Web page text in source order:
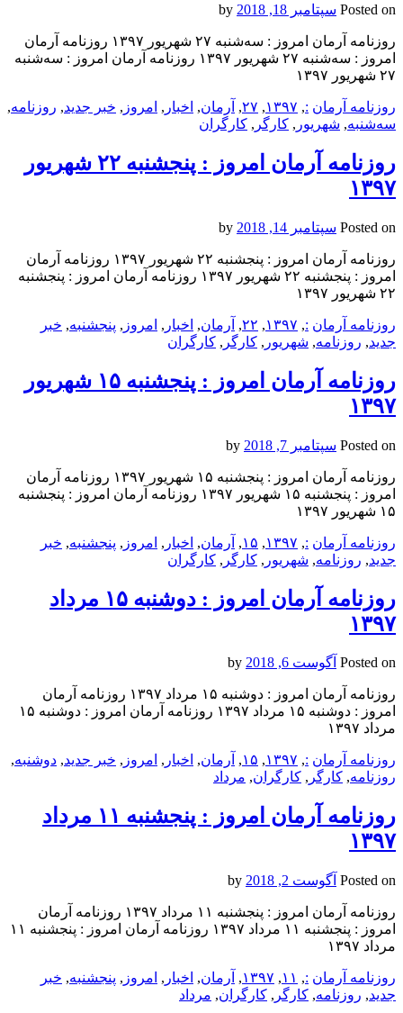
Posted on سپتامبر 18, 2018
روزنامه آرمان امروز : سه‌شنبه ۲۷ شهريور ۱۳۹۷ روزنامه آرمان
امروز : سه‌شنبه ۲۷ شهريور ۱۳۹۷ روزنامه آرمان امروز : سه‌شنبه
۲۷ شهريور ۱۳۹۷
روزنامه آرمان :
, ۱۳۹۷, ۲۷, آرمان, اخبار , امروز , خبر جدید, روزنامه,
سه‌شنبه, شهريور , کارگر , کارگران
روزنامه آرمان امروز : پنجشنبه ۲۲ شهريور
۱۳۹۷
Posted on سپتامبر 14, 2018
روزنامه آرمان امروز : پنجشنبه ۲۲ شهريور ۱۳۹۷ روزنامه آرمان
امروز : پنجشنبه ۲۲ شهريور ۱۳۹۷ روزنامه آرمان امروز : پنجشنبه
۲۲ شهريور ۱۳۹۷
روزنامه آرمان :
, ۱۳۹۷, ۲۲, آرمان, اخبار , امروز , پنجشنبه, خبر
جدید, روزنامه, شهريور , کارگر , کارگران
روزنامه آرمان امروز : پنجشنبه ۱۵ شهريور
۱۳۹۷
Posted on سپتامبر 7, 2018
روزنامه آرمان امروز : پنجشنبه ۱۵ شهريور ۱۳۹۷ روزنامه آرمان
امروز : پنجشنبه ۱۵ شهريور ۱۳۹۷ روزنامه آرمان امروز : پنجشنبه
۱۵ شهريور ۱۳۹۷
روزنامه آرمان :
, ۱۳۹۷, ۱۵, آرمان, اخبار , امروز , پنجشنبه, خبر
جدید, روزنامه, شهريور , کارگر , کارگران
روزنامه آرمان امروز : دوشنبه ۱۵ مرداد
۱۳۹۷
Posted on آگوست 6, 2018
روزنامه آرمان امروز : دوشنبه ۱۵ مرداد ۱۳۹۷ روزنامه آرمان
امروز : دوشنبه ۱۵ مرداد ۱۳۹۷ روزنامه آرمان امروز : دوشنبه ۱۵
مرداد ۱۳۹۷
روزنامه آرمان :
, ۱۳۹۷, ۱۵, آرمان, اخبار , امروز , خبر جدید, دوشنبه,
روزنامه, کارگر , کارگران, مرداد
روزنامه آرمان امروز : پنجشنبه ۱۱ مرداد
۱۳۹۷
Posted on آگوست 2, 2018
روزنامه آرمان امروز : پنجشنبه ۱۱ مرداد ۱۳۹۷ روزنامه آرمان
امروز : پنجشنبه ۱۱ مرداد ۱۳۹۷ روزنامه آرمان امروز : پنجشنبه ۱۱
مرداد ۱۳۹۷
روزنامه آرمان :
, ۱۱, ۱۳۹۷, آرمان, اخبار , امروز , پنجشنبه, خبر
جدید, روزنامه, کارگر , کارگران, مرداد